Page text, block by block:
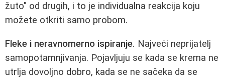
žuto" od drugih, i to je individualna reakcija koju
možete otkriti samo probom.
Fleke i neravnomerno ispiranje. Najveći neprijatelj
samopotamnjivanja. Pojavljuju se kada se krema ne
utrlja dovoljno dobro, kada se ne sačeka da se